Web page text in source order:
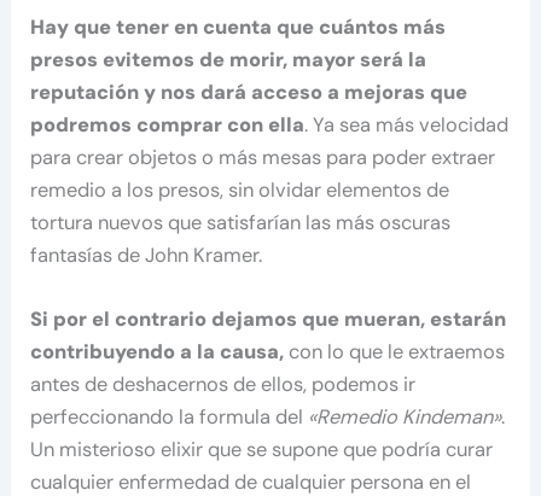
Hay que tener en cuenta que cuántos más
presos evitemos de morir, mayor será la
reputación y nos dará acceso a mejoras que
podremos comprar con ella. Ya sea más velocidad
para crear objetos o más mesas para poder extraer
remedio a los presos, sin olvidar elementos de
tortura nuevos que satisfarían las más oscuras
fantasías de John Kramer.
Si por el contrario dejamos que mueran, estarán
contribuyendo a la causa, con lo que le extraemos
antes de deshacernos de ellos, podemos ir
perfeccionando la formula del «Remedio Kindeman».
Un misterioso elixir que se supone que podría curar
cualquier enfermedad de cualquier persona en el